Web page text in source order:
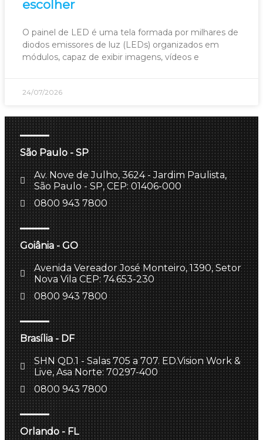
escolher
O painel de LED é uma tela formada por milhares de
diodos emissores de luz (LEDs) organizados em
módulos, capaz de exibir imagens, vídeos e
24/07/2026
São Paulo - SP
Av. Nove de Julho, 3624 - Jardim Paulista,
São Paulo - SP, CEP: 01406-000
0800 943 7800
Goiânia - GO
Avenida Vereador José Monteiro, 1390, Setor
Nova Vila CEP: 74.653-230
0800 943 7800
Brasília - DF
SHN QD.1 - Salas 705 a 707. ED.Vision Work &
Live, Asa Norte: 70297-400
0800 943 7800
Orlando - FL